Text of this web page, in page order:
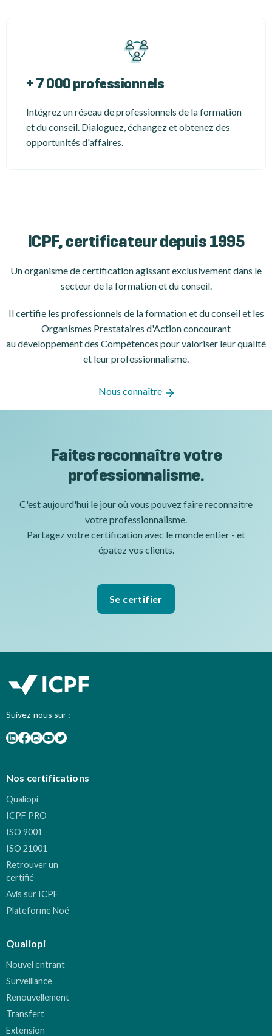
+ 7 000 professionnels
Intégrez un réseau de professionnels de la formation
et du conseil. Dialoguez, échangez et obtenez des
opportunités d'affaires.
ICPF, certificateur depuis 1995
Un organisme de certificationagissant exclusivement dans le
secteur de la formation et du conseil.
Il certifie les professionnels de la formation et du conseil et les
Organismes Prestataires d'Action concourant
au développement des Compétences pour valoriser leur qualité
et leur professionnalisme.
Nous connaître
Faites reconnaître votre
professionnalisme.
C'est aujourd'hui le jour où vous pouvez faire reconnaître
votre professionnalisme.
Partagez votre certification avec le monde entier - et
épatez vos clients.
Se certifier
Suivez-nous sur :
Nos certifications
Qualiopi
ICPF PRO
ISO 9001
ISO 21001
Retrouver un
certifié
Avis sur ICPF
Plateforme Noé
Qualiopi
Nouvel entrant
Surveillance
Renouvellement
Transfert
Extension